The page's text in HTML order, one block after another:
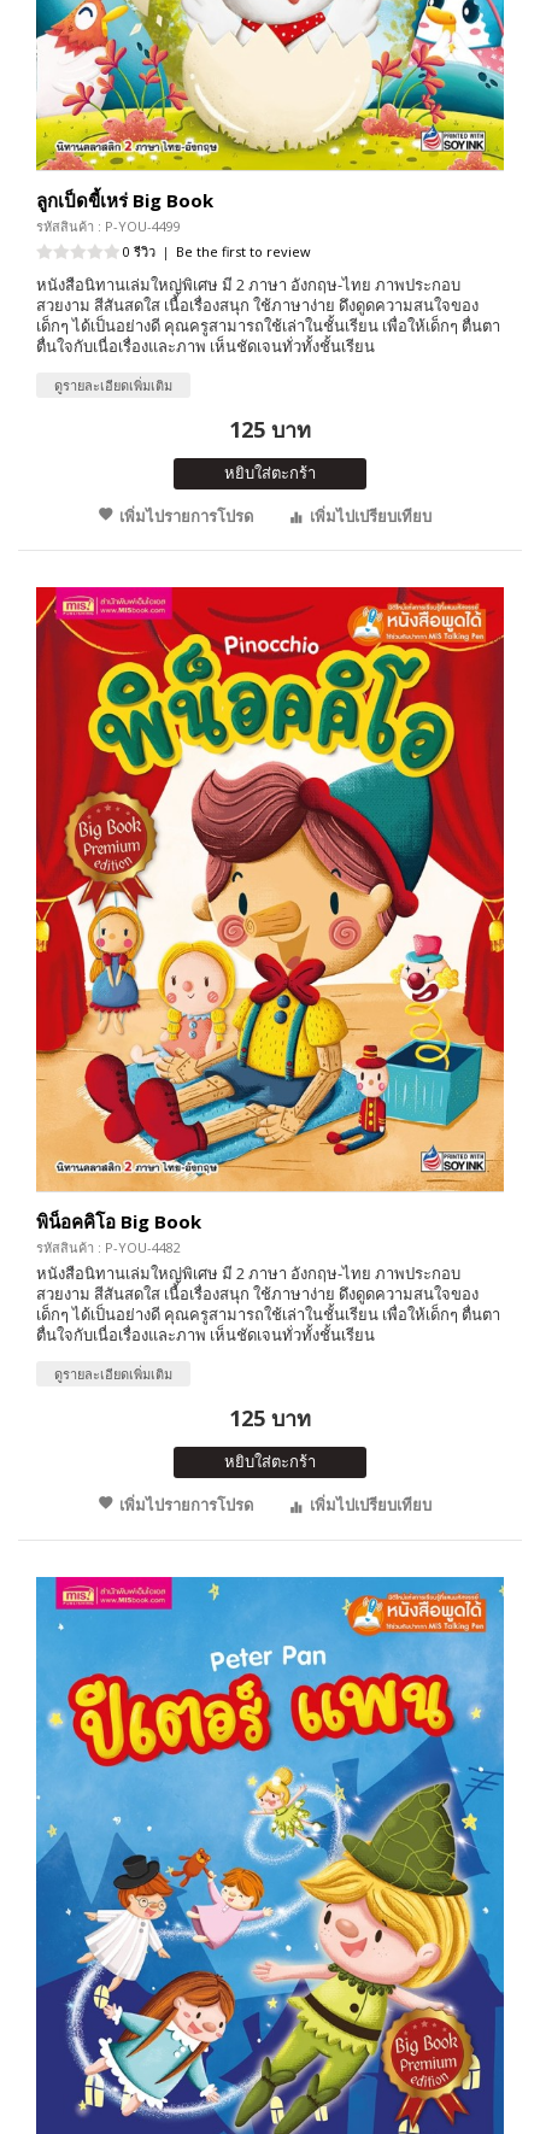
ลูกเป็ดขี้เหร่ Big Book
รหัสสินค้า : P-YOU-4499
0 รีวิว | Be the first to review
หนังสือนิทานเล่มใหญ่พิเศษ มี 2 ภาษา อังกฤษ-ไทย ภาพประกอบ
สวยงาม สีสันสดใส เนื้อเรื่องสนุก ใช้ภาษาง่าย ดึงดูดความสนใจของ
เด็กๆ ได้เป็นอย่างดี คุณครูสามารถใช้เล่าในชั้นเรียน เพื่อให้เด็กๆ ตื่นตา
ตื่นใจกับเนื่อเรื่องและภาพ เห็นชัดเจนทั่วทั้งชั้นเรียน
ดูรายละเอียดเพิ่มเติม
125 บาท
หยิบใส่ตะกร้า
เพิ่มไปรายการโปรด
เพิ่มไปเปรียบเทียบ
พิน็อคคิโอ Big Book
รหัสสินค้า : P-YOU-4482
หนังสือนิทานเล่มใหญ่พิเศษ มี 2 ภาษา อังกฤษ-ไทย ภาพประกอบ
สวยงาม สีสันสดใส เนื้อเรื่องสนุก ใช้ภาษาง่าย ดึงดูดความสนใจของ
เด็กๆ ได้เป็นอย่างดี คุณครูสามารถใช้เล่าในชั้นเรียน เพื่อให้เด็กๆ ตื่นตา
ตื่นใจกับเนื่อเรื่องและภาพ เห็นชัดเจนทั่วทั้งชั้นเรียน
ดูรายละเอียดเพิ่มเติม
125 บาท
หยิบใส่ตะกร้า
เพิ่มไปรายการโปรด
เพิ่มไปเปรียบเทียบ